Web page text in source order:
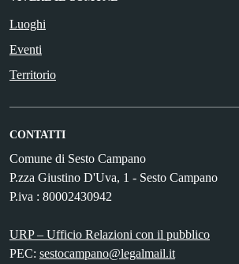
Luoghi
Eventi
Territorio
CONTATTI
Comune di Sesto Campano
P.zza Giustino D'Uva, 1 - Sesto Campano
P.iva : 80002430942
URP – Ufficio Relazioni con il pubblico
PEC: sestocampano@legalmail.it